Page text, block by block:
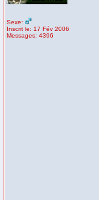
Sexe:
Inscrit le: 17 Fév 2006
Messages: 4396